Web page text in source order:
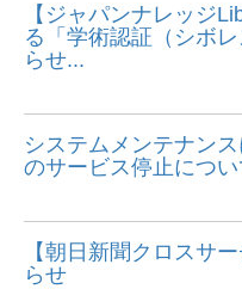
【ジャパンナレッジ
る「学術認証（シボ
らせ...
システムメンテナン
のサービス停止につい
【朝日新聞クロスサ
らせ